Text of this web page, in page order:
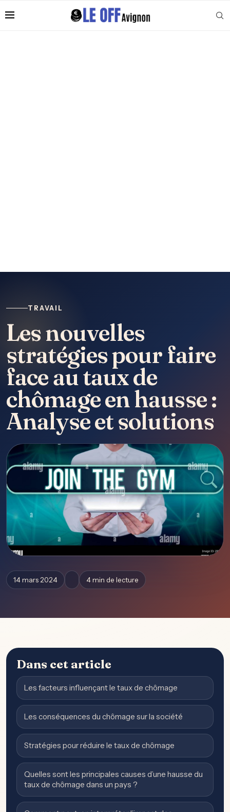
TRAVAIL
Les nouvelles
stratégies pour faire
face au taux de
chômage en hausse :
Analyse et solutions
14 mars 2024 4 min de lecture
Dans cet article
Les facteurs influençant le taux de chômage
Les conséquences du chômage sur la société
Stratégies pour réduire le taux de chômage
Quelles sont les principales causes d’une hausse du
taux de chômage dans un pays ?